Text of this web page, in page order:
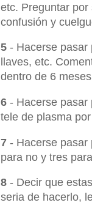
etc. Preguntar
confusión y
5 - Hacerse pasar
llaves, etc.
dentro de 6
6 - Hacerse pasar
tele de plasma
7 - Hacerse pasar
para no y tres
8 - Decir que
seria de hacerlo,